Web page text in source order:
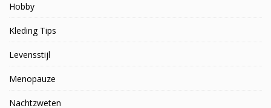
Hobby
Kleding Tips
Levensstijl
Menopauze
Nachtzweten